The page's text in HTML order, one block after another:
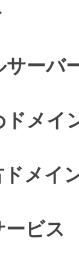
サーバ
ドメイ
メイ
ービス